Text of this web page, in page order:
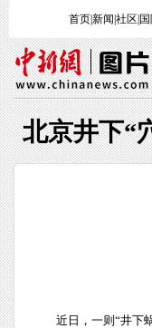
首页|新闻 社区
北京井下“
近日，一则“井下